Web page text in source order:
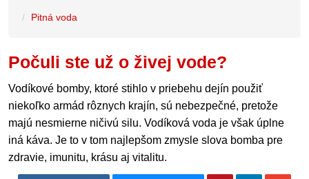
Pitná voda
Počuli ste už o živej vode?
Vodíkové bomby, ktoré stihlo v priebehu dejín použiť
niekoľko armád rôznych krajín, sú nebezpečné, pretože
majú nesmierne ničivú silu. Vodíková voda je však úplne
iná káva. Je to v tom najlepšom zmysle slova bomba pre
zdravie, imunitu, krásu aj vitalitu.